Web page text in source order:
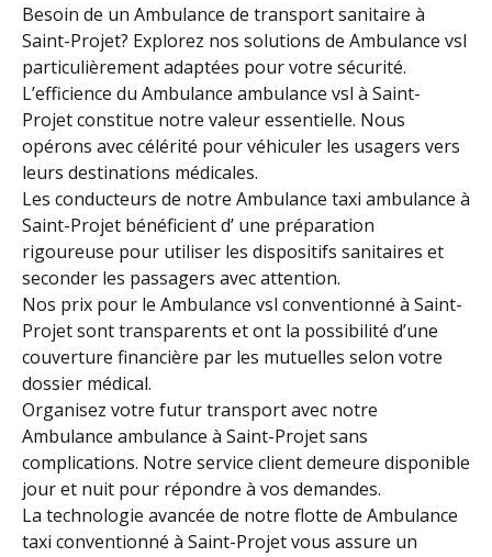
Besoin de un Ambulance de transport sanitaire à
Saint-Projet? Explorez nos solutions de Ambulance vsl
particulièrement adaptées pour votre sécurité.
L’efficience du Ambulance ambulance vsl à Saint-
Projet constitue notre valeur essentielle. Nous
opérons avec célérité pour véhiculer les usagers vers
leurs destinations médicales.
Les conducteurs de notre Ambulance taxi ambulance à
Saint-Projet bénéficient d’ une préparation
rigoureuse pour utiliser les dispositifs sanitaires et
seconder les passagers avec attention.
Nos prix pour le Ambulance vsl conventionné à Saint-
Projet sont transparents et ont la possibilité d’une
couverture financière par les mutuelles selon votre
dossier médical.
Organisez votre futur transport avec notre
Ambulance ambulance à Saint-Projet sans
complications. Notre service client demeure disponible
jour et nuit pour répondre à vos demandes.
La technologie avancée de notre flotte de Ambulance
taxi conventionné à Saint-Projet vous assure un